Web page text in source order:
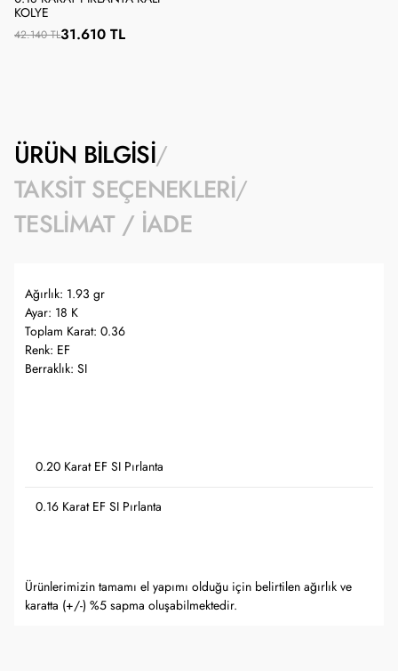
KOLYE
42.140 TL31.610 TL
ÜRÜN BILGISI
TAKSIT SEÇENEKLERI
TESLIMAT / İADE
Ağırlık: 1.93 gr
Ayar: 18 K
Toplam Karat: 0.36
Renk: EF
Berraklık: SI
0.20 Karat EF SI Pırlanta
0.16 Karat EF SI Pırlanta
Ürünlerimizin tamamı el yapımı olduğu için belirtilen ağırlık ve
karatta (+/-) %5 sapma oluşabilmektedir.